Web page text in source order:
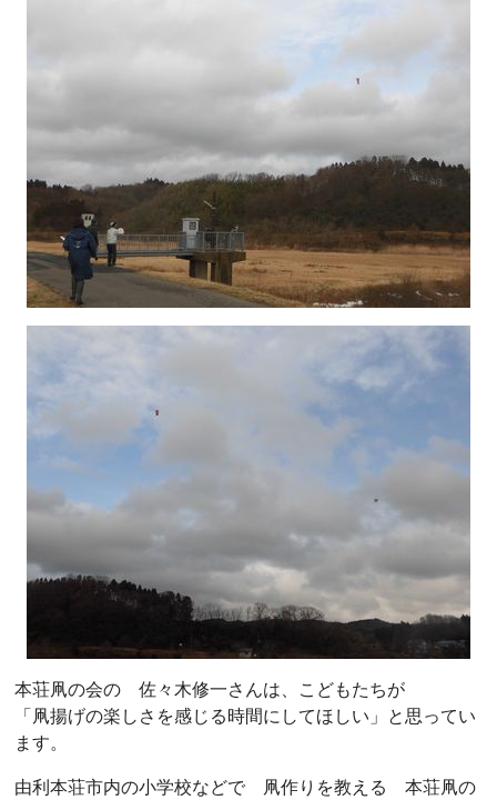
本荘凧の会の 佐々木修一さんは、こどもたちが
「凧揚げの楽しさを感じる時間にしてほしい」と思ってい
ます。
由利本荘市内の小学校などで 凧作りを教える 本荘凧の